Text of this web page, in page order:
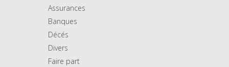
Assurances
Banques
Décés
Divers
Faire part